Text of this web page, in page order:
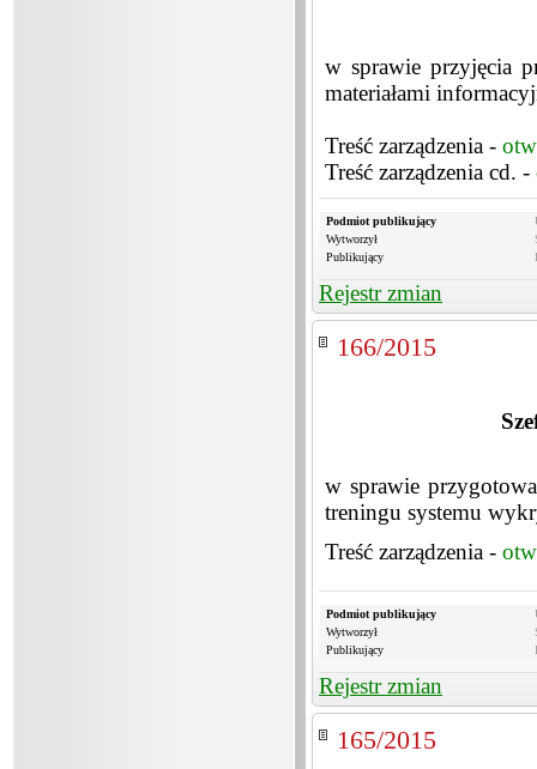
w sprawie przyjęcia
materiałami
Treść zarządzenia -
Treść zarządzenia cd. -
Podmiot publikujący
Wytworzył
Publikujący
Rejestr zmian
166/2015
w sprawie
treningu systemu
Treść zarządzenia -
Podmiot publikujący
Wytworzył
Publikujący
Rejestr zmian
165/2015